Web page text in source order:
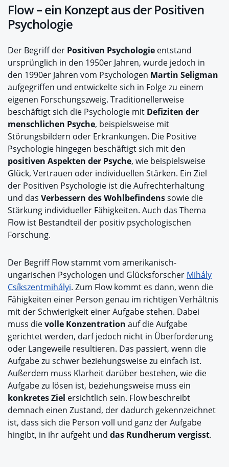
Flow – ein Konzept aus der Positiven
Psychologie
Der Begriff der Positiven Psychologie entstand
ursprünglich in den 1950er Jahren, wurde jedoch in
den 1990er Jahren vom Psychologen Martin Seligman
aufgegriffen und entwickelte sich in Folge zu einem
eigenen Forschungszweig. Traditionellerweise
beschäftigt sich die Psychologie mit Defiziten der
menschlichen Psyche, beispielsweise mit
Störungsbildern oder Erkrankungen. Die Positive
Psychologie hingegen beschäftigt sich mit den
positiven Aspekten der Psyche, wie beispielsweise
Glück, Vertrauen oder individuellen Stärken. Ein Ziel
der Positiven Psychologie ist die Aufrechterhaltung
und das Verbessern des Wohlbefindenssowie die
Stärkung individueller Fähigkeiten. Auch das Thema
Flow ist Bestandteil der positiv psychologischen
Forschung.
Der Begriff Flow stammt vom amerikanisch-
ungarischen Psychologen und Glücksforscher Mihály
Csíkszentmihályi. Zum Flow kommt es dann, wenn die
Fähigkeiten einer Person genau im richtigen Verhältnis
mit der Schwierigkeit einer Aufgabe stehen. Dabei
muss dievolle Konzentration auf die Aufgabe
gerichtet werden, darf jedoch nicht in Überforderung
oder Langeweile resultieren. Das passiert, wenn die
Aufgabe zu schwer beziehungsweise zu einfach ist.
Außerdem muss Klarheit darüber bestehen, wie die
Aufgabe zu lösen ist, beziehungsweise muss ein
konkretes Ziel ersichtlich sein. Flow beschreibt
demnach einen Zustand, der dadurch gekennzeichnet
ist, dass sich die Person voll und ganz der Aufgabe
hingibt, in ihr aufgeht und das Rundherum vergisst.